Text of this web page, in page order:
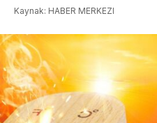
Kaynak: HABER MERKEZI